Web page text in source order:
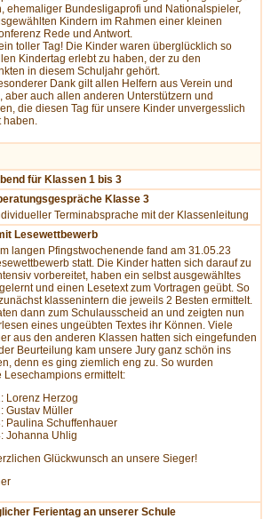
ehemaliger Bundesligaprofi und Nationalspieler,
Kindern im Rahmen einer kleinen
Rede und Antwort.
toller Tag! Die Kinder waren überglücklich so
Kindertag erlebt zu haben, der zu den
in diesem Schuljahr gehört.
Dank gilt allen Helfern aus Verein und
aber auch allen anderen Unterstützern und
die diesen Tag für unsere Kinder unvergesslich
haben.
für Klassen 1 bis 3
Klasse 3
Terminabsprache mit der Klassenleitung
Lesewettbewerb
langen Pfingstwochenende fand am 31.05.23
statt. Die Kinder hatten sich darauf zu
vorbereitet, haben ein selbst ausgewähltes
und einen Lesetext zum Vortragen geübt. So
klassenintern die jeweils 2 Besten ermittelt.
dann zum Schulausscheid an und zeigten nun
eines ungeübten Textes ihr Können. Viele
aus den anderen Klassen hatten sich eingefunden
Beurteilung kam unsere Jury ganz schön ins
denn es ging ziemlich eng zu. So wurden
Lesechampions ermittelt:
Lorenz Herzog
Gustav Müller
Paulina Schuffenhauer
Johanna Uhlig
Glückwunsch an unsere Sieger!
Ferientag an unserer Schule